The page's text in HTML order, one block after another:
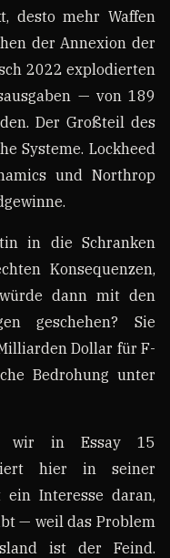
desto mehr Waffen
der Annexion der
2022 explodierten
— von 189
Der Großteil des
Systeme. Lockheed
und Northrop
in die Schranken
Konsequenzen,
dann mit den
geschehen? Sie
Dollar für F-
Bedrohung unter
wir in Essay 15
hier in seiner
Interesse daran,
— weil das Problem
ist der Feind.